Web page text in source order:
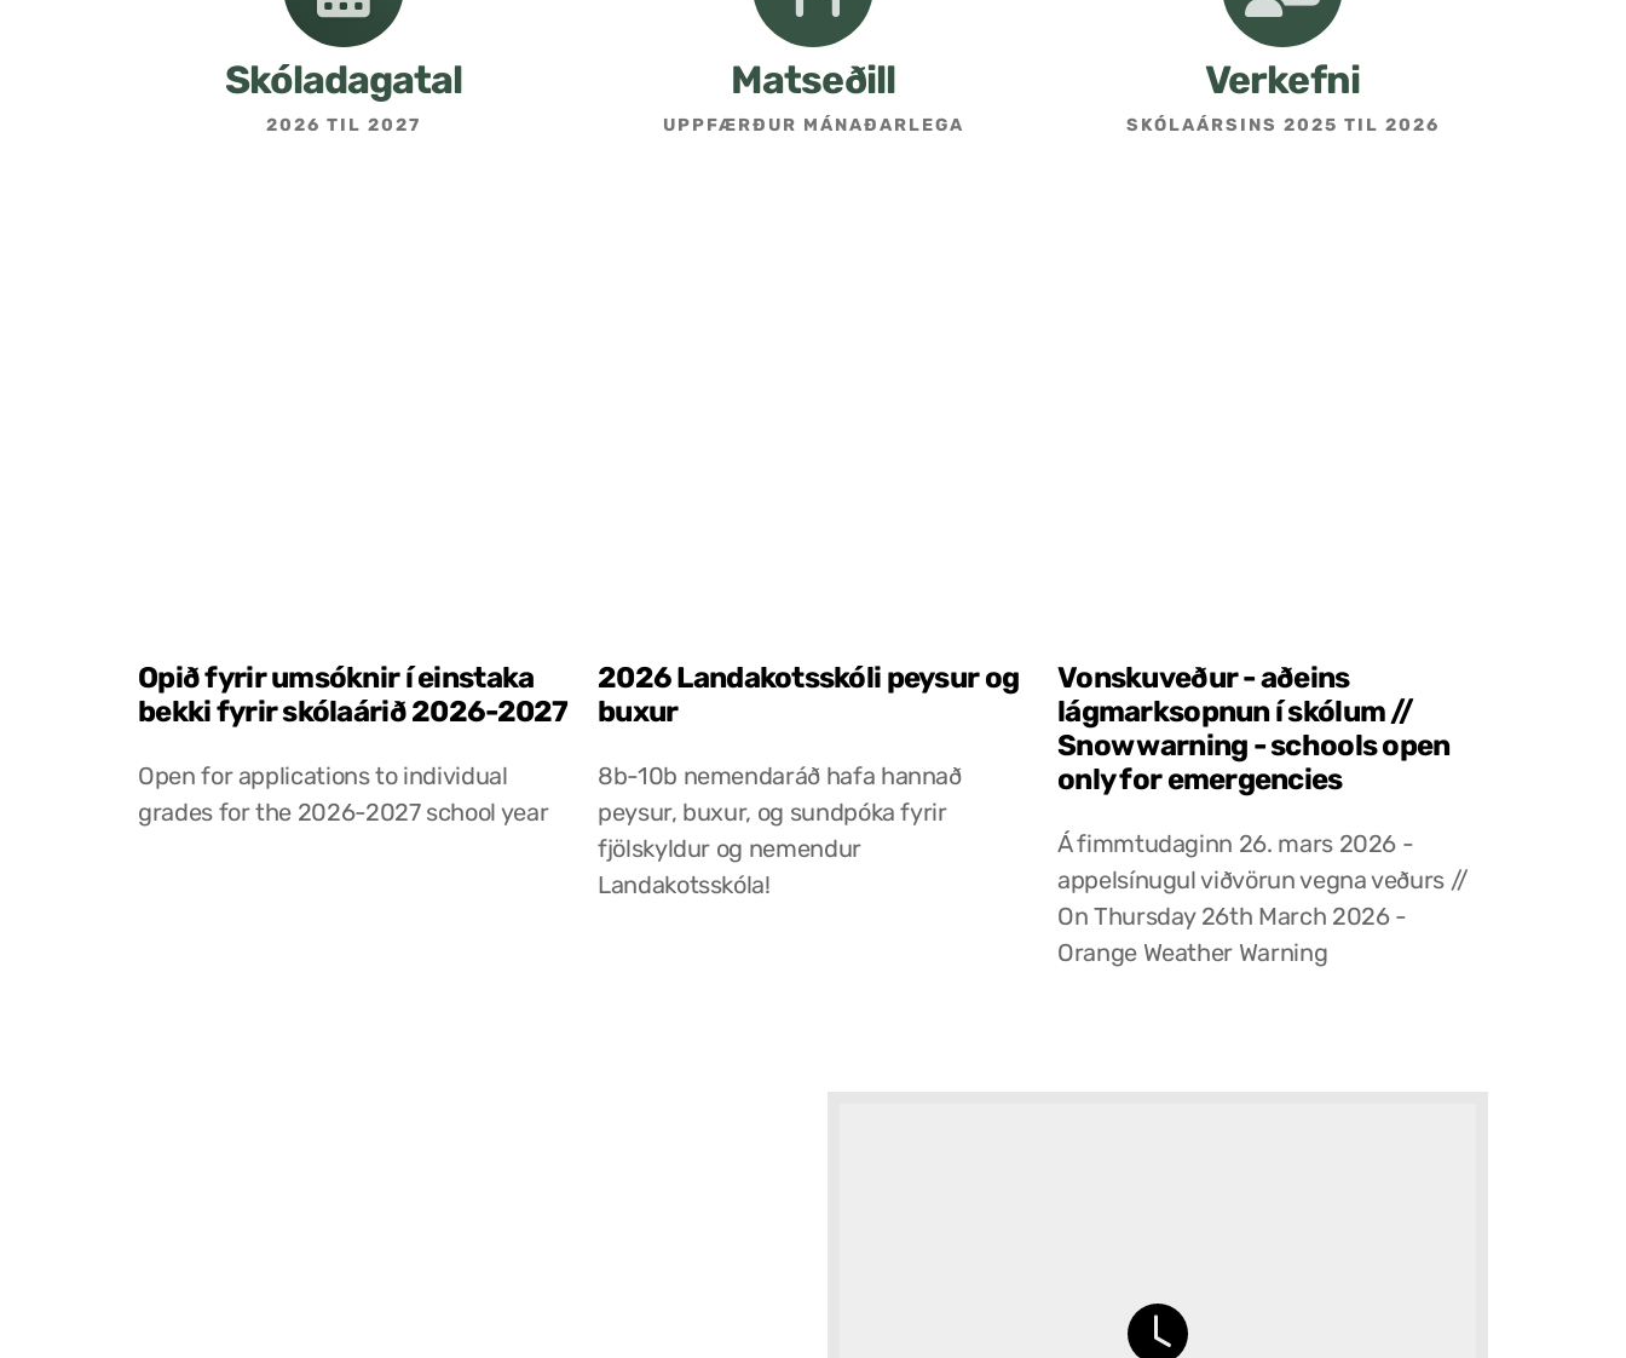
Skóladagatal
2026 TIL 2027
Matseðill
UPPFÆRÐUR MÁNAÐARLEGA
Verkefni
SKÓLAÁRSINS 2025 TIL 2026
Opið fyrir umsóknir í einstaka
bekki fyrir skólaárið 2026-2027
Open for applications to individual
grades for the 2026-2027 school year
2026 Landakotsskóli peysur og
buxur
8b-10b nemendaráð hafa hannað
peysur, buxur, og sundpóka fyrir
fjölskyldur og nemendur
Landakotsskóla!
Vonskuveður - aðeins
lágmarksopnun í skólum //
Snow warning - schools open
only for emergencies
Á fimmtudaginn 26. mars 2026 -
appelsínugul viðvörun vegna veðurs //
On Thursday 26th March 2026 -
Orange Weather Warning